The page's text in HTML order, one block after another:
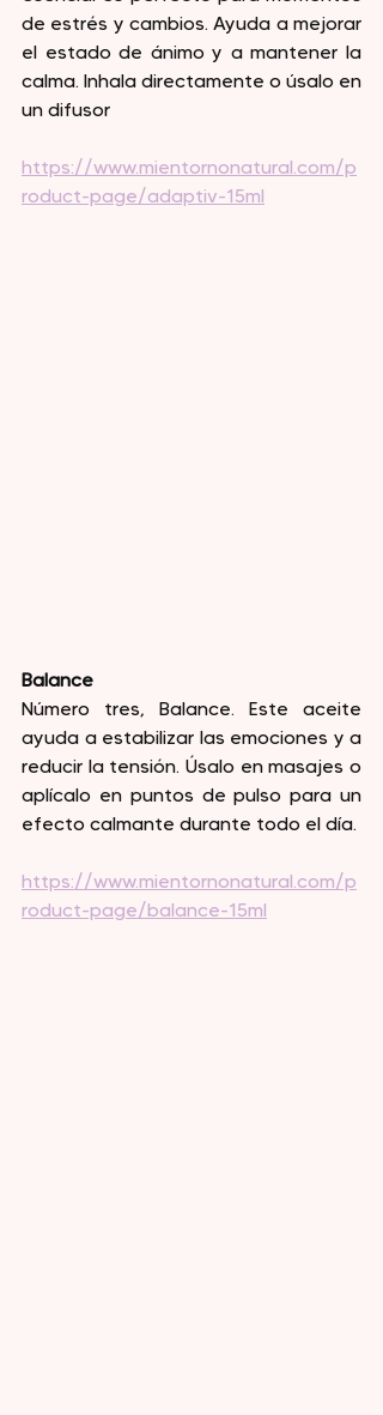
de estrés y cambios. Ayuda a mejorar
el estado de ánimo y a mantener la
calma. Inhala directamente o úsalo en
un difusor
https://www.mientornonatural.com/p
roduct-page/adaptiv-15ml
Balance
Número tres, Balance. Este aceite
ayuda a estabilizar las emociones y a
reducir la tensión. Úsalo en masajes o
aplícalo en puntos de pulso para un
efecto calmante durante todo el día.
https://www.mientornonatural.com/p
roduct-page/balance-15ml